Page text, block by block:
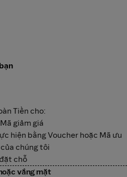
Tiền cho:
giảm giá
hiện bằng Voucher hoặc Mã ưu
chúng tôi
đặt chỗ
vắng mặt